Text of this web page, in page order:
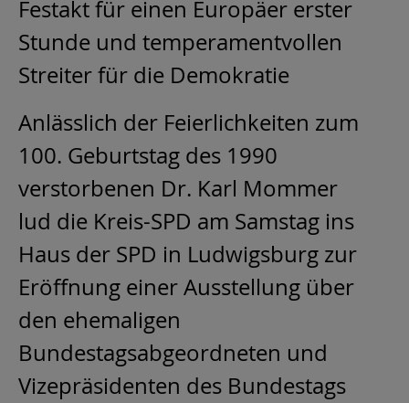
Festakt für einen Europäer erster
Stunde und temperamentvollen
Streiter für die Demokratie
Anlässlich der Feierlichkeiten zum
100. Geburtstag des 1990
verstorbenen Dr. Karl Mommer
lud die Kreis-SPD am Samstag ins
Haus der SPD in Ludwigsburg zur
Eröffnung einer Ausstellung über
den ehemaligen
Bundestagsabgeordneten und
Vizepräsidenten des Bundestags